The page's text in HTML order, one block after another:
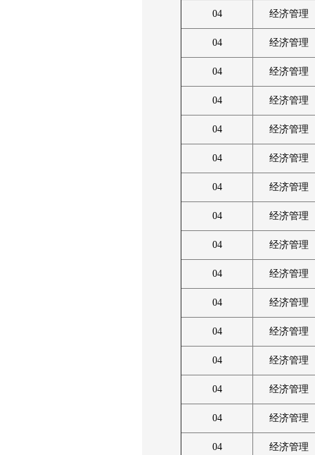
04 经济管理
04 经济管理
04 经济管理
04 经济管理
04 经济管理
04 经济管理
04 经济管理
04 经济管理
04 经济管理
04 经济管理
04 经济管理
04 经济管理
04 经济管理
04 经济管理
04 经济管理
04 经济管理